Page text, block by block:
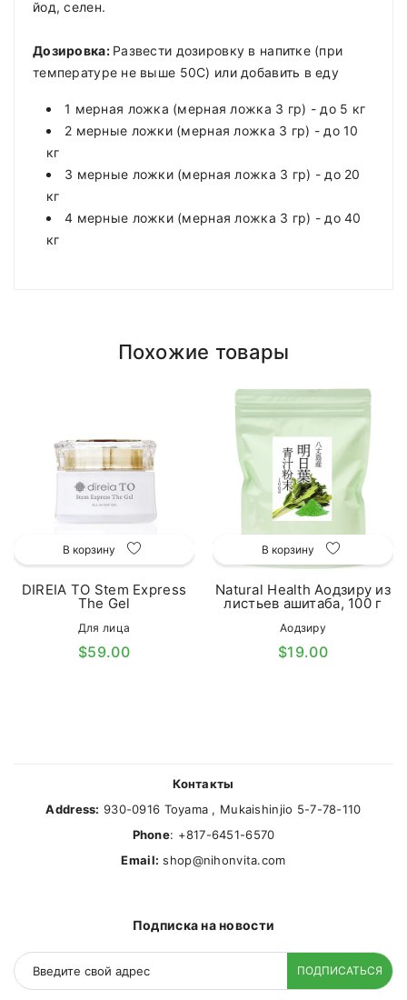
йод, селен.
Дозировка: Развести дозировку в напитке (при
температуре не выше 50С) или добавить в еду
1 мерная ложка (мерная ложка 3 гр) - до 5 кг
2 мерные ложки (мерная ложка 3 гр) - до 10
кг
3 мерные ложки (мерная ложка 3 гр) - до 20
кг
4 мерные ложки (мерная ложка 3 гр) - до 40
кг
Похожие товары
В корзину
DIREIA TO Stem Express
The Gel
Для лица
$59.00
В корзину
Natural Health Аодзиру из
листьев ашитаба, 100 г
Аодзиру
$19.00
Контакты
Address: 930-0916 Toyama , Mukaishinjio 5-7-78-110
Phone: +817-6451-6570
Email: shop@nihonvita.com
Подписка на новости
ПОДПИСАТЬСЯ